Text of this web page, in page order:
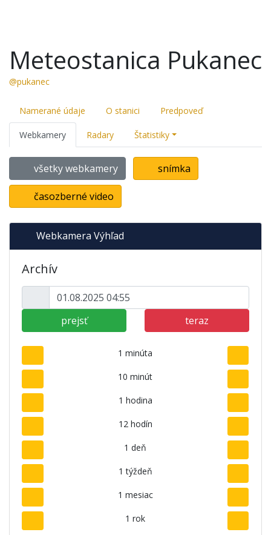
Meteostanica Pukanec
@pukanec
Namerané údaje O stanici Predpoveď
Webkamery Radary Štatistiky
všetky webkamery snímka
časozberné video
Webkamera Výhľad
Archív
prejsť teraz
1 minúta
10 minút
1 hodina
12 hodín
1 deň
1 týždeň
1 mesiac
1 rok